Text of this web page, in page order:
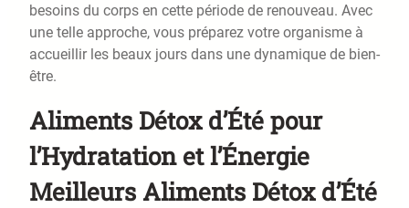
besoins du corps en cette période de renouveau. Avec
une telle approche, vous préparez votre organisme à
accueillir les beaux jours dans une dynamique de bien-
être.
Aliments Détox d’Été pour
l’Hydratation et l’Énergie
Meilleurs Aliments Détox d’Été